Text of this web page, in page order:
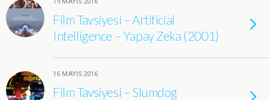
Film Tavsiyesi – Artificial
Intelligence – Yapay Zeka (2001)
16 MAYIS 2016
Film Tavsiyesi – Slumdog